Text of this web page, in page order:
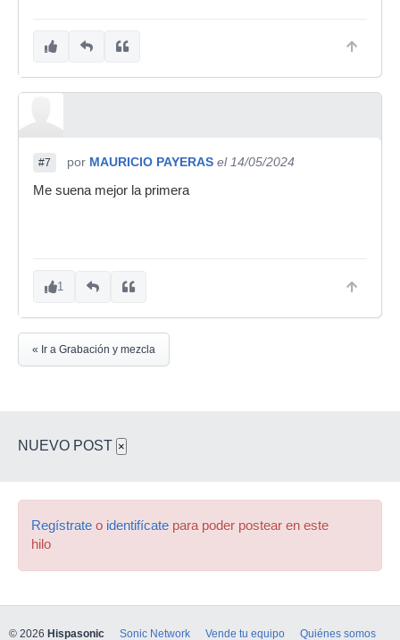
#7 por MAURICIO PAYERAS el 14/05/2024
Me suena mejor la primera
1
« Ir a Grabación y mezcla
NUEVO POST ×
Regístrate o identifícate para poder postear en este
hilo
© 2026 Hispasonic Sonic Network Vende tu equipo Quiénes somos